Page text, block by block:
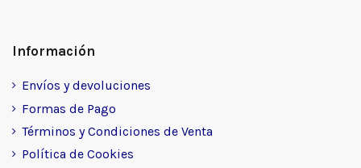
Información
Envíos y devoluciones
Formas de Pago
Términos y Condiciones de Venta
Política de Cookies